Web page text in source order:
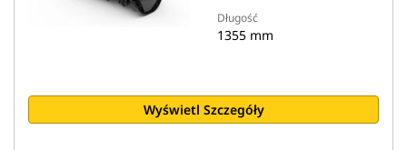
Długość
1355 mm
Wyświetl Szczegóły